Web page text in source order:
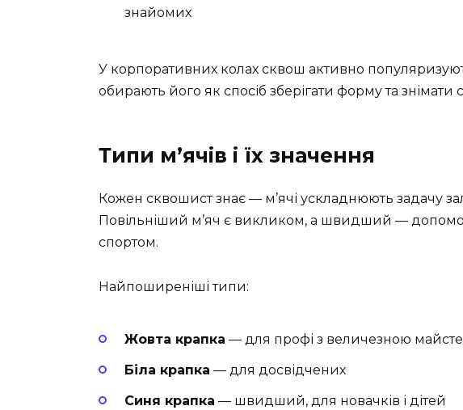
знайомих
У корпоративних колах сквош активно
обирають його як спосіб зберігати форму та знімати
Типи м’ячів і їх значення
Кожен сквошист знає — м’ячі ускладнюють задачу
Повільніший м’яч є викликом, а швидший —
спортом.
Найпоширеніші типи:
Жовта крапка — для профі з величезною
Біла крапка — для досвідчених
Синя крапка — швидший, для новачків і дітей